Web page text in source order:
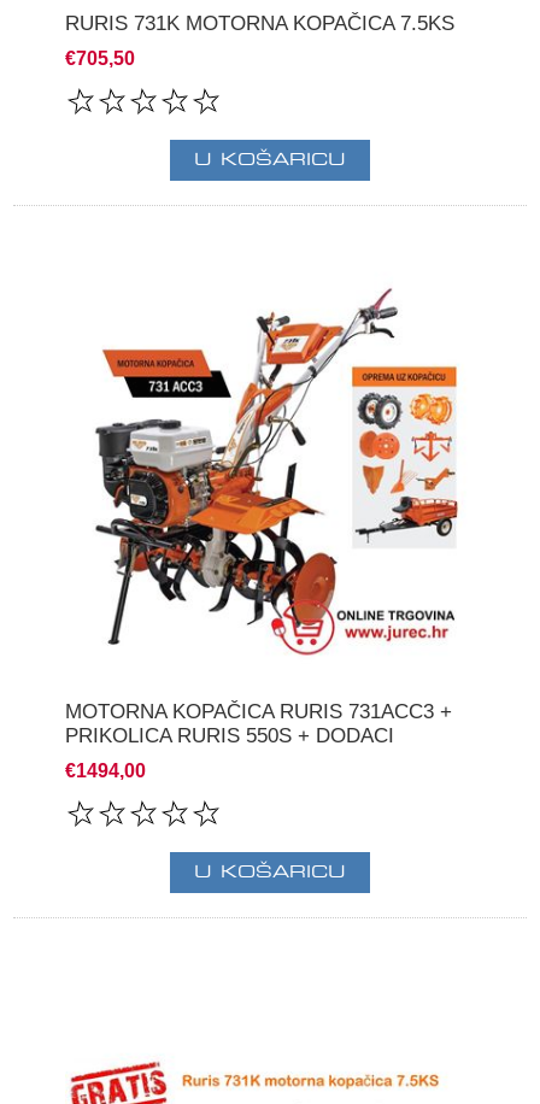
RURIS 731K MOTORNA KOPAČICA 7.5KS
€705,50
MOTORNA KOPAČICA RURIS 731ACC3 +
PRIKOLICA RURIS 550S + DODACI
€1494,00